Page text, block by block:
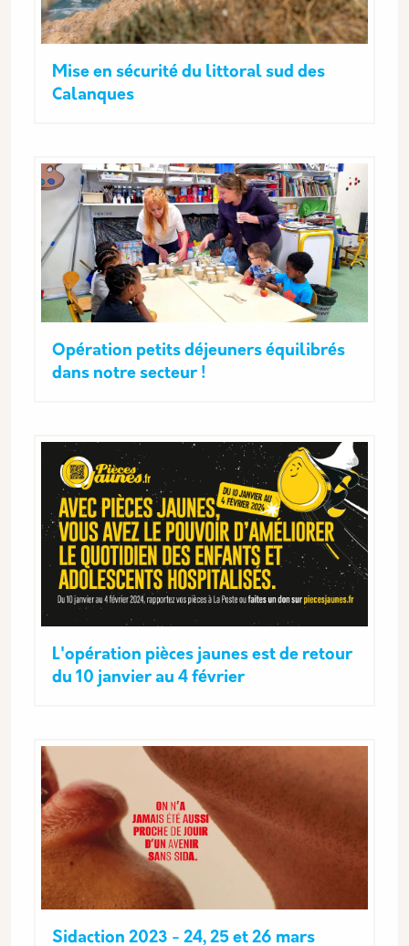
Mise en sécurité du littoral sud des
Calanques
Opération petits déjeuners équilibrés
dans notre secteur !
L'opération pièces jaunes est de retour
du 10 janvier au 4 février
Sidaction 2023 - 24, 25 et 26 mars